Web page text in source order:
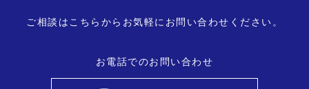
ご相談はこちらからお気軽にお問い合わせください。
お電話でのお問い合わせ